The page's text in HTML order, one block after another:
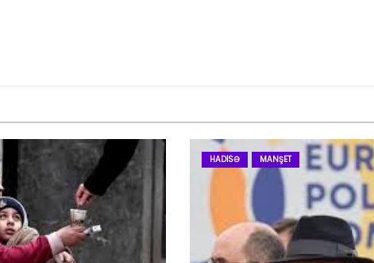
HADISƏ MANŞET